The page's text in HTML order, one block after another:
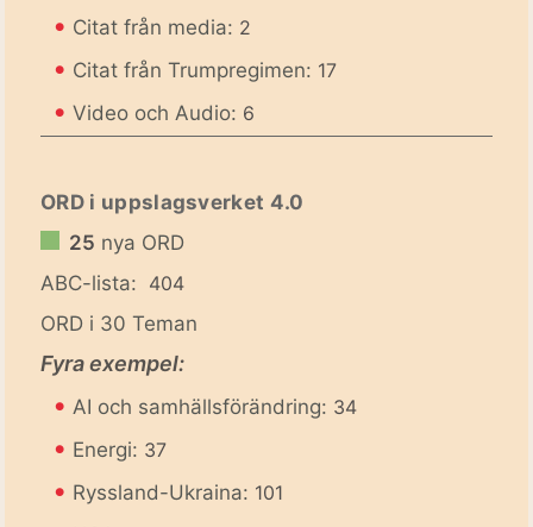
• Citat från media: 2
• Citat från Trumpregimen: 17
• Video och Audio: 6
ORD i uppslagsverket 4.0
25 nya ORD
ABC-lista: 404
ORD i 30 Teman
Fyra exempel:
• AI och samhällsförändring: 34
• Energi: 37
• Ryssland-Ukraina: 101